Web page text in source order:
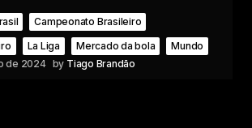
Campeonato Brasileiro
La Liga Mercado da bola
Mundo
de 2024 by Tiago Brandão